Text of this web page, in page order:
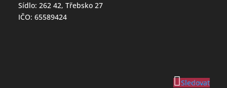
Sídlo: 262 42, Třebsko 27
IČO: 65589424
Sledovat